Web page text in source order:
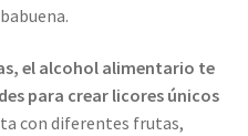
el alcohol alimentario te
para crear licores únicos
con diferentes frutas,